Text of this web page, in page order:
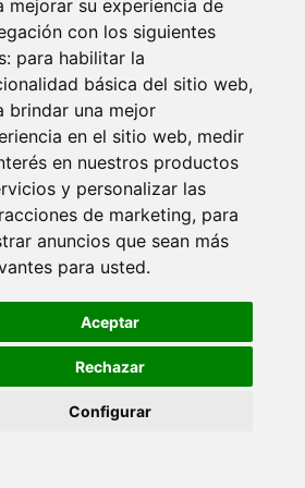
mejorar su experiencia de
con los siguientes
para habilitar la
básica del sitio web,
brindar una mejor
en el sitio web, medir
en nuestros productos
y personalizar las
de marketing, para
anuncios que sean más
para usted.
Aceptar
Rechazar
Configurar
a Viernes
ayudamos?
097 373
Contáctanos